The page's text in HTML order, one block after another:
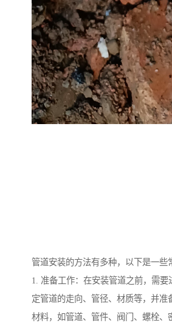
管道安装的方法有多种，以下是一些
1. 准备工作：在安装管道之前，需要
定管道的走向、管径、材质等，并准
材料，如管道、管件、阀门、螺栓、